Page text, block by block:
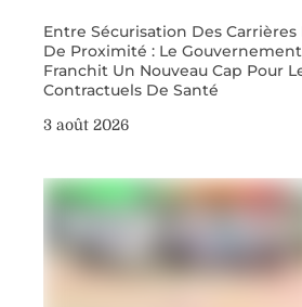
Entre Sécurisation Des
De Proximité : Le Gouvernement
Franchit Un Nouveau Cap Pour
Contractuels De Santé
3 août 2026